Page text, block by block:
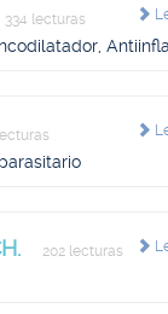
334 lecturas
202 lecturas